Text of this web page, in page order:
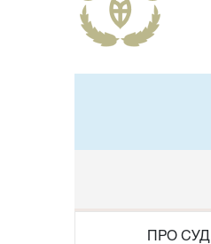
ПРО СУД